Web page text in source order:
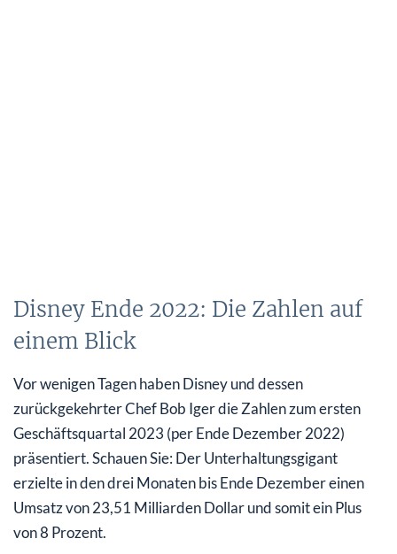
Disney Ende 2022: Die Zahlen auf
einem Blick
Vor wenigen Tagen haben Disney und dessen
zurückgekehrter Chef Bob Iger die Zahlen zum ersten
Geschäftsquartal 2023 (per Ende Dezember 2022)
präsentiert. Schauen Sie: Der Unterhaltungsgigant
erzielte in den drei Monaten bis Ende Dezember einen
Umsatz von 23,51 Milliarden Dollar und somit ein Plus
von 8 Prozent.